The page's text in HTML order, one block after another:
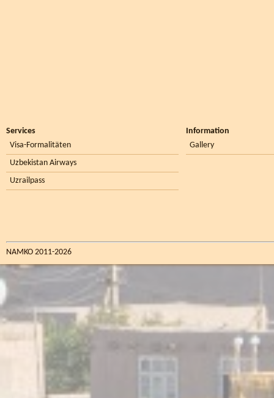
Services
Visa-Formalitäten
Uzbekistan Airways
Uzrailpass
Information
Gallery
NAMKO 2011-2026